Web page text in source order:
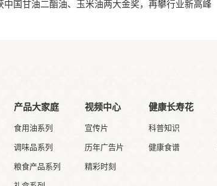
中国甘油二酯油、玉米油两大金奖，再攀行业新高峰
产品大家庭
食用油系列
调味品系列
粮食产品系列
视频中心
宣传片
历年广告片
精彩时刻
健康长寿花
科普知识
健康食谱